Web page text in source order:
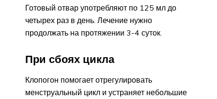
Готовый отвар употребляют по 125 мл до
четырех раз в день. Лечение нужно
продолжать на протяжении 3-4 суток.
При сбоях цикла
Клопогон помогает отрегулировать
менструальный цикл и устраняет небольшие